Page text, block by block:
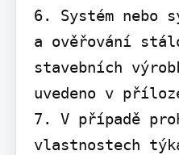
6. Systém nebo
a ověřování
stavebních
uvedeno v
7. V případě
vlastnostech